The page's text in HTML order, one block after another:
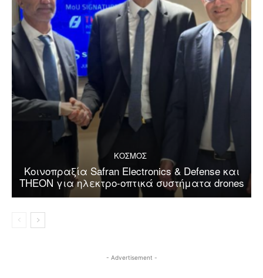
ΚΟΣΜΟΣ
Κοινοπραξία Safran Electronics & Defense και
THEON για ηλεκτρο-οπτικά συστήματα drones
- Advertisement -